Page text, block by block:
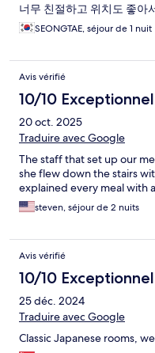
너무 친절하고 위치도 좋아
SEONGTAE, séjour de 1 nuit
Avis vérifié
10/10 Exceptionnel
20 oct. 2025
Traduire avec Google
The staff that set up our
she flew down the stairs
explained every meal with
steven, séjour de 2 nuits
Avis vérifié
10/10 Exceptionnel
25 déc. 2024
Traduire avec Google
Classic Japanese rooms,